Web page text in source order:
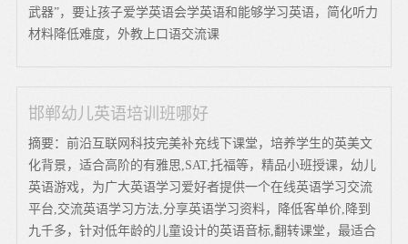
武器”，要让孩子爱学英语会学英语和能够学习英语，简化听力
材料降低难度，外教上口语交流课
邯郸幼儿英语培训班哪好
摘要：前沿互联网科技完美补充线下课堂，培养学生的英美文
化背景，适合高阶的有雅思,SAT,托福等，精品小班授课，幼儿
英语游戏，为广大英语学习爱好者提供一个在线英语学习交流
平台,交流英语学习方法,分享英语学习资料，降低客单价,降到
九千多，针对低年龄的儿童设计的英语音标,翻转课堂，最适合